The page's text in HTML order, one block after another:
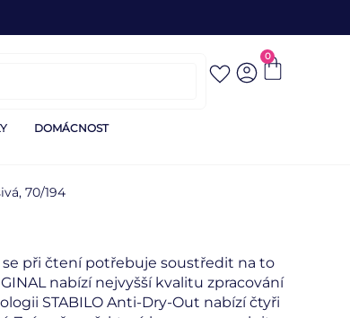
0
DOMÁCNOST
70/194
se při čtení potřebuje soustředit na to
nabízí nejvyšší kvalitu zpracování
STABILO Anti-Dry-Out nabízí čtyři